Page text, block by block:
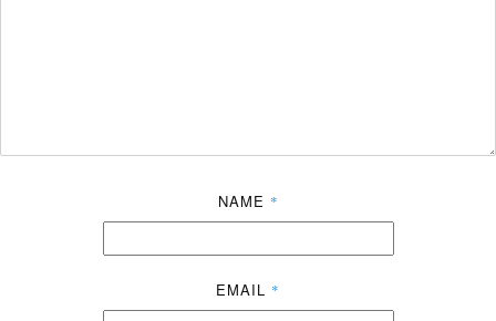
NAME *
EMAIL *